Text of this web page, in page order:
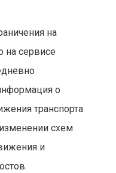
на
на сервисе
о
транспорта
схем
и